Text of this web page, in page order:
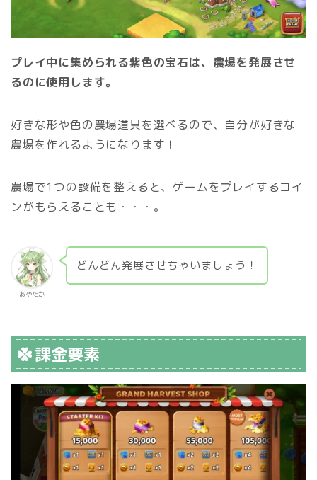
プレイ中に集められる紫色の宝石は、農場を発展させ
るのに使用します。
好きな形や色の農場道具を選べるので、自分が好きな
農場を作れるようになります！
農場で1つの設備を整えると、ゲームをプレイするコイ
ンがもらえることも・・・。
あやたか
どんどん発展させちゃいましょう！
課金要素